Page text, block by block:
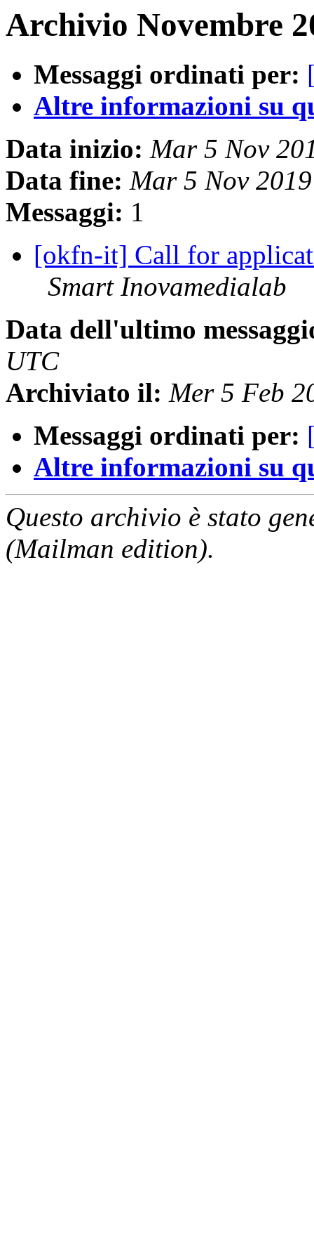
Archivio Novembre
Messaggi ordinati per:
Altre informazioni su
Data inizio: Mar 5 Nov
Data fine: Mar 5 Nov
Messaggi: 1
[okfn-it] Call for
Smart Inovamedialab
Data dell'ultimo
UTC
Archiviato il: Mer 5 Feb
Messaggi ordinati per:
Altre informazioni su
Questo archivio è stato
(Mailman edition).